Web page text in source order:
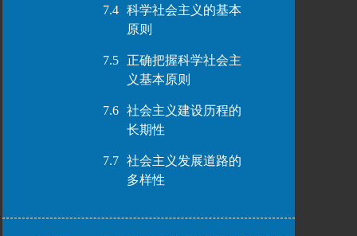
7.4
科学社会主义的基本
原则
7.5
正确把握科学社会主
义基本原则
7.6
社会主义建设历程的
长期性
7.7
社会主义发展道路的
多样性